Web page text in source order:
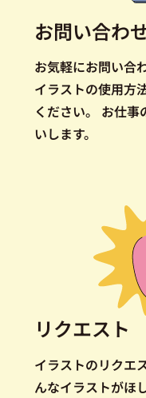
お問い合わ
お気軽にお問い合
イラストの使用方
ください。
お仕事
いします。
リクエスト
イラストのリクエ
んなイラストがほ